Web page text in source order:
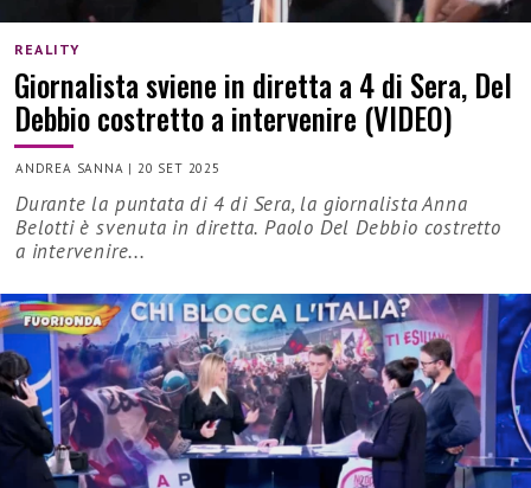
REALITY
Giornalista sviene in diretta a 4 di Sera, Del
Debbio costretto a intervenire (VIDEO)
ANDREA SANNA |20 SET 2025
Durante la puntata di 4 di Sera, la giornalista Anna
Belotti è svenuta in diretta. Paolo Del Debbio costretto
a intervenire...